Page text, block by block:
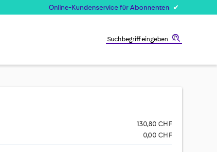
Online-Kundenservice für Abonnenten
130,80 CHF
0,00 CHF